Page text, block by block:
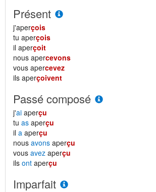
Présent
j'aperçois
tu aperçois
il aperçoit
nous apercevons
vous apercevez
ils aperçoivent
Passé composé
j'ai aperçu
tu as aperçu
il a aperçu
nous avons aperçu
vous avez aperçu
ils ont aperçu
Imparfait